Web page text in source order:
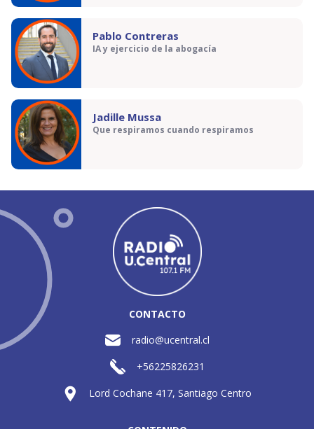
Pablo Contreras
IA y ejercicio de la abogacía
Jadille Mussa
Que respiramos cuando respiramos
CONTACTO
radio@ucentral.cl
+56225826231
Lord Cochane 417, Santiago Centro